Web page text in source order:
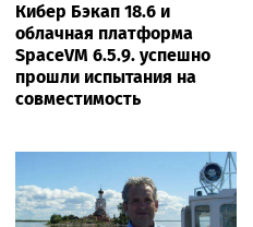
Кибер Бэкап 18.6 и
облачная платформа
SpaceVM 6.5.9. успешно
прошли испытания на
совместимость